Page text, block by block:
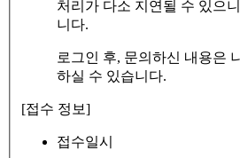
처리가 다소 지연될 수 있으
니다.
로그인 후, 문의하신 내용은
하실 수 있습니다.
[접수 정보]
접수일시